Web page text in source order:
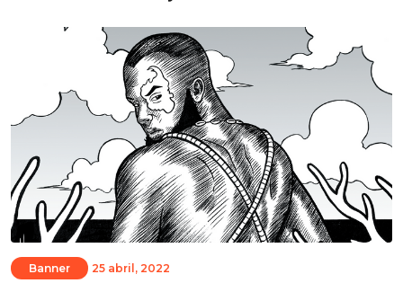
Banner 25 abril, 2022